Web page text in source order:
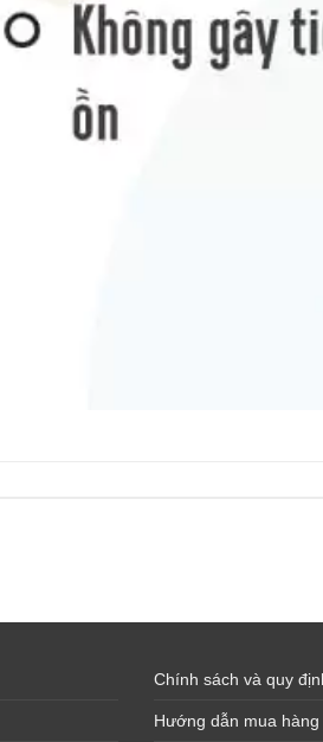
Chính sách và quy
Hướng dẫn mua